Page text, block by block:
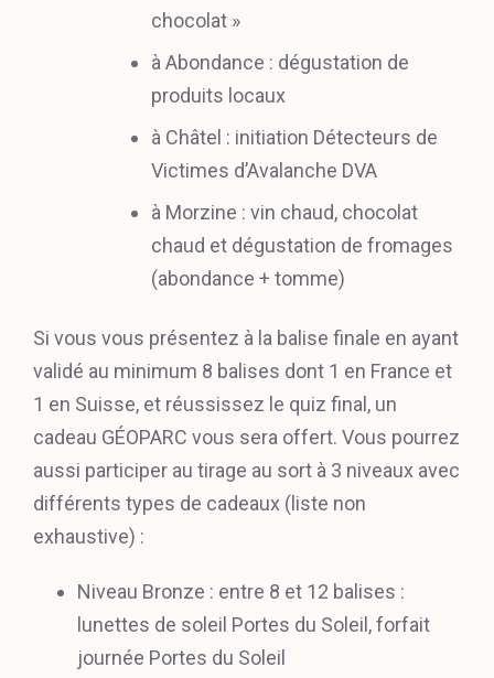
chocolat »
à Abondance : dégustation de
produits locaux
à Châtel : initiation Détecteurs de
Victimes d’Avalanche DVA
à Morzine : vin chaud, chocolat
chaud et dégustation de fromages
(abondance + tomme)
Si vous vous présentez à la balise finale en ayant
validé au minimum 8 balises dont 1 en France et
1 en Suisse, et réussissez le quiz final, un
cadeau GÉOPARC vous sera offert. Vous pourrez
aussi participer au tirage au sort à 3 niveaux avec
différents types de cadeaux (liste non
exhaustive) :
Niveau Bronze : entre 8 et 12 balises :
lunettes de soleil Portes du Soleil, forfait
journée Portes du Soleil